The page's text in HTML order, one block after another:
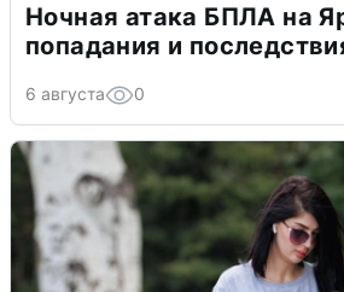
Ночная атака БПЛА на
попадания и
6 августа 0